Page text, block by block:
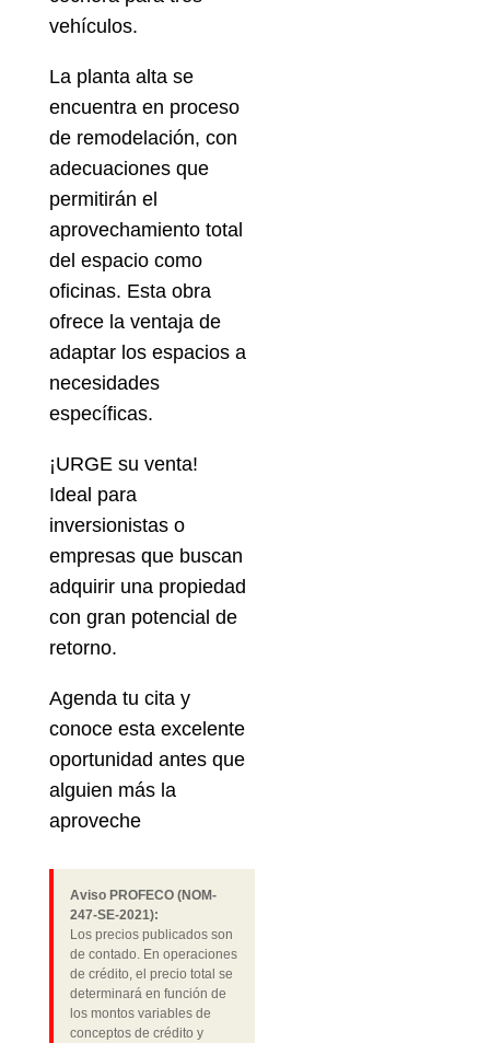
vehículos.
La planta alta se
encuentra en proceso
de remodelación, con
adecuaciones que
permitirán el
aprovechamiento total
del espacio como
oficinas. Esta obra
ofrece la ventaja de
adaptar los espacios a
necesidades
específicas.
¡URGE su venta!
Ideal para
inversionistas o
empresas que buscan
adquirir una propiedad
con gran potencial de
retorno.
Agenda tu cita y
conoce esta excelente
oportunidad antes que
alguien más la
aproveche
Aviso PROFECO (NOM-
247-SE-2021):
Los precios publicados son
de contado. En operaciones
de crédito, el precio total se
determinará en función de
los montos variables de
conceptos de crédito y